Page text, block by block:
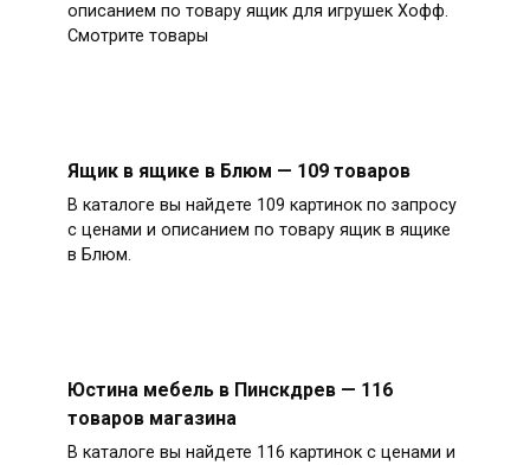
описанием по товару ящик для игрушек Хофф.
Смотрите товары
Ящик в ящике в Блюм — 109 товаров
В каталоге вы найдете 109 картинок по запросу
с ценами и описанием по товару ящик в ящике
в Блюм.
Юстина мебель в Пинскдрев — 116
товаров магазина
В каталоге вы найдете 116 картинок с ценами и